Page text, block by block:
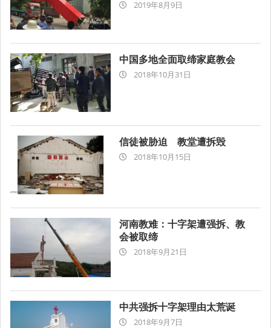
2019-2019年8月9日
中国多地全面取缔家庭教会
2018-2018年10月31日
信徒被胁迫 教堂遭拆毁
2018-2018年10月15日
河南教难：十字架遭强拆、教
会被取缔
2018-2018年9月21日
中共强拆十字架理由太荒诞
2018-2018年9月7日